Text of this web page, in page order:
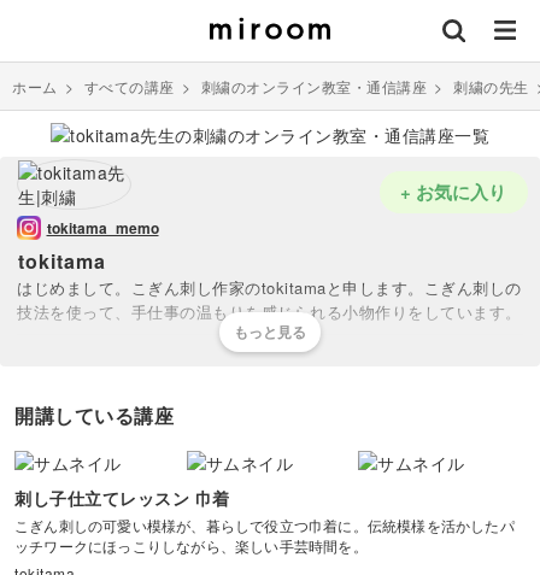
ホーム > すべての講座 > 刺繍のオンライン教室・通信講座 > 刺繍の先生
tokitama
tokitama_memo
はじめまして。こぎん刺し作家のtokitamaと申します。こぎん刺しの
技法を使って、手仕事の温もりを感じられる小物作りをしています。
今回のレッスンでは、こぎん刺しを施した布と、ハギレを合わせて作
作り方がわかれば、ご自分の好きな色や図案、またお手持ちのハギレ
と組み合わせながら、世界にひとつだけの、オリジナルな作品ができ
ひとつひとつの工程を、ゆっくりお伝えしますので、わからないこと
などありましたら、お気軽に聞いて下さいね。
+ お気に入り
開講している講座
刺し子仕立てレッスン 巾着
こぎん刺しの可愛い模様が、暮らしで役立つ巾着に。伝統模様を活かしたパ
ッチワークにほっこりしながら、楽しい手芸時間を。